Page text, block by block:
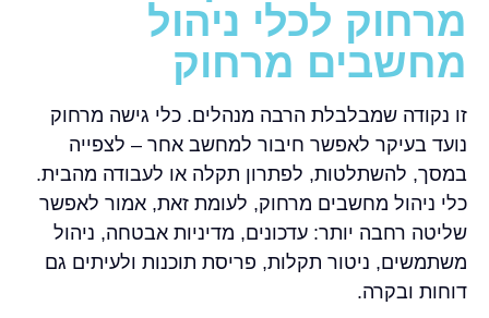
מרחוק לכלי ניהול
מחשבים מרחוק
זו נקודה שמבלבלת הרבה מנהלים. כלי גישה מרחוק
נועד בעיקר לאפשר חיבור למחשב אחר – לצפייה
במסך, להשתלטות, לפתרון תקלה או לעבודה מהבית.
כלי ניהול מחשבים מרחוק, לעומת זאת, אמור לאפשר
שליטה רחבה יותר: עדכונים, מדיניות אבטחה, ניהול
משתמשים, ניטור תקלות, פריסת תוכנות ולעיתים גם
דוחות ובקרה.